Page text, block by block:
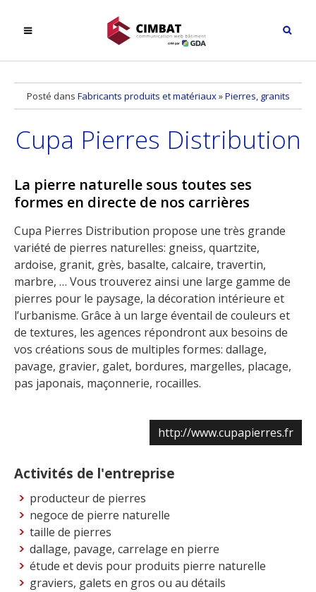
Posté dans Fabricants produits et matériaux»Pierres, granits
Cupa Pierres Distribution
La pierre naturelle sous toutes ses
formes en directe de nos carrières
Cupa Pierres Distribution propose une très grande
variété de pierres naturelles: gneiss, quartzite,
ardoise, granit, grès, basalte, calcaire, travertin,
marbre, … Vous trouverez ainsi une large gamme de
pierres pour le paysage, la décoration intérieure et
l’urbanisme. Grâce à un large éventail de couleurs et
de textures, les agences répondront aux besoins de
vos créations sous de multiples formes: dallage,
pavage, gravier, galet, bordures, margelles, placage,
pas japonais, maçonnerie, rocailles.
http://www.cupapierres.fr
Activités de l'entreprise
producteur de pierres
negoce de pierre naturelle
taille de pierres
dallage, pavage, carrelage en pierre
étude et devis pour produits pierre naturelle
graviers, galets en gros ou au détails